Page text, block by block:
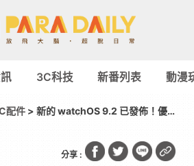
3C科技 新番列表 動漫
配件> 新的 watchOS 9.2 已發佈！優化
分享 :